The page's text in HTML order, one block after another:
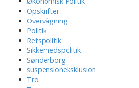
Opskrifter
Overvågning
Politik
Retspolitik
Sikkerhedspolitik
Sønderborg
suspensioneksklusion
Tro